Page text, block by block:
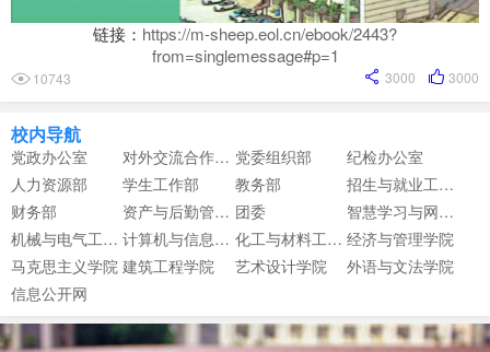
链接： https://m-sheep.eol.cn/ebook/2443?
from=singlemessage#p=1
10743 3000
3000
校内导航
党政办公室 对外交流合作中心 党委组织部
纪检办公室
人力资源部
学生工作部 教务部
招生与就业工作部
财务部
资产与后勤管理部 团委
智慧学习与网络信息中心
机械与电气工程学院
计算机与信息工程学院 化工与材料工程学院 经济与管理学院
马克思主义学院 建筑工程学院 艺术设计学院
外语与文法学院
信息公开网